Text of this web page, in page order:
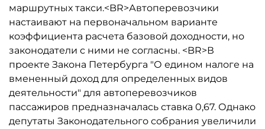
маршрутных такси.<BR>Автоперевозчики
настаивают на первоначальном варианте
коэффициента расчета базовой доходности, но
законодатели с ними не согласны. <BR>В
проекте Закона Петербурга "О едином налоге на
вмененный доход для определенных видов
деятельности" для автоперевозчиков
пассажиров предназначалась ставка 0,67. Однако
депутаты Законодательного собрания увеличили